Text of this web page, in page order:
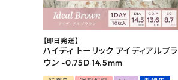
【即日発送】
ハイディ トーリック アイディアルブラ
ウン -0.75D 14.5mm